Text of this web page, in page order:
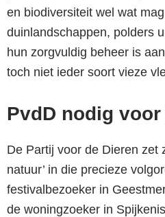
en biodiversiteit wel wat
duinlandschappen, polders
hun zorgvuldig beheer is
toch niet ieder soort vieze
PvdD nodig
De Partij voor de Dieren zet
natuur’ in die precieze
festivalbezoeker in
de woningzoeker in